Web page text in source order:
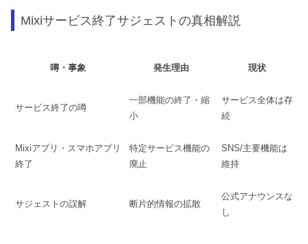
Mixiサービス終了サジェストの真相解説
噂・事象 発生理由 現状
サービス終了の噂
一部機能の終了・縮
小
サービス全体は存
続
Mixiアプリ・スマホアプリ
終了
特定サービス機能の
廃止
SNS/主要機能は
維持
サジェストの誤解 断片的情報の拡散
公式アナウンスな
し